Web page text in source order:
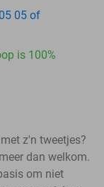
05 of
is 100%
z'n tweetjes?
dan welkom.
om niet